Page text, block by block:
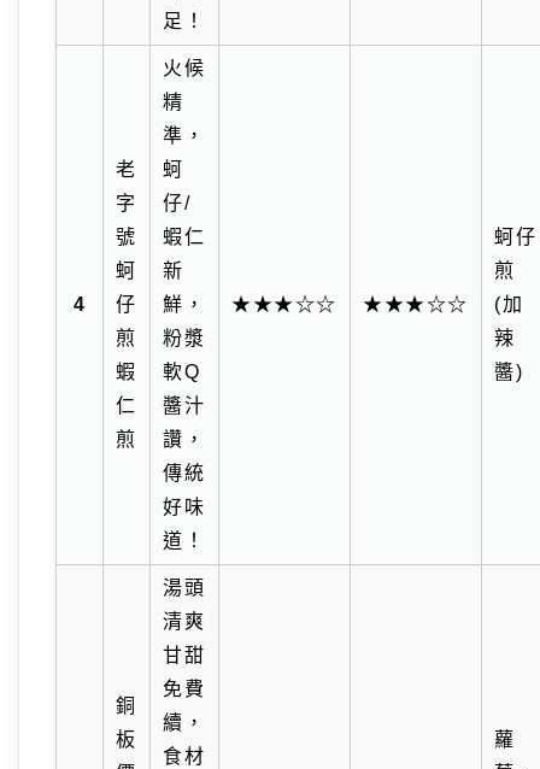
足！
4
老
字
號
蚵
仔
煎
蝦
仁
煎
火候
精
準，
蚵
仔/
蝦仁
新
鮮，
粉漿
軟Q
醬汁
讚，
傳統
好味
道！
★★★☆☆ ★★★☆☆
蚵仔
煎
(加
辣
醬)
銅
板
湯頭
清爽
甘甜
免費
續，
食材
蘿